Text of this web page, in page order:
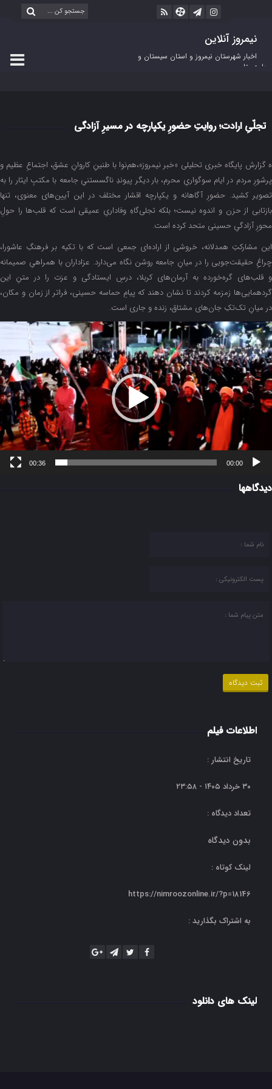
نیمروز آنلاین
اخبار شهرستان نیمروز و استان سیستان و
بلوچستان
تجلّیِ ارادت؛ روایتِ حضورِ یکپارچه در مسیرِ آزادگی
ه گزارش پایگاه خبری تحلیلی «خبر نیمروز»،هم‌نوا با طنینِ کاروانِ عشق، اجتماعِ عظیم و
پرشورِ مردم در ایام سوگواریِ محرم، بار دیگر پیوندِ ناگسستنیِ جامعه با مکتبِ ایثار را به
تصویر کشید. حضورِ آگاهانه و یکپارچه اقشار مختلف در این آیین‌های معنوی، تنها
بازتابی از حزن و اندوه نیست؛ بلکه تجلی‌گاهِ وفاداریِ عمیقی است که قلب‌ها را حولِ
محورِ آزادگیِ حسینی متحد کرده است.
این مشارکتِ همدلانه، خروشی از اراده‌ای جمعی است که با تکیه بر فرهنگِ عاشورا،
چراغِ حقیقت‌جویی را در میانِ جامعه روشن نگاه می‌دارد. عزاداران با همراهیِ صمیمانه
و قلب‌های گره‌خورده به آرمان‌های کربلا، درسِ ایستادگی و عزت را در متنِ این
گردهمایی‌ها زمزمه کردند تا نشان دهند که پیامِ حماسه حسینی، فراتر از زمان و مکان،
در میانِ تک‌تکِ جان‌های مشتاق، زنده و جاری است.
نمایشگر
ویدیو
00:00
00:36
دیدگاهها
اطلاعات فیلم
تاریخ انتشار :
۳۰ خرداد ۱۴۰۵ - ۲۳:۵۸
تعداد دیدگاه :
بدون دیدگاه
لینک کوتاه :
https://nimroozonline.ir/?p=18146
به اشتراک بگذارید :
لینک های دانلود